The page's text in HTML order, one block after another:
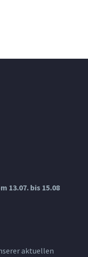
13.07. bis 15.08
aktuellen